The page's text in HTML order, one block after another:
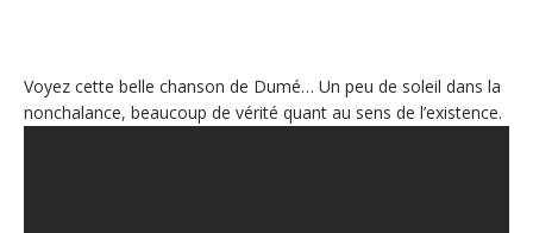
Voyez cette belle chanson de Dumé… Un peu de soleil dans la
nonchalance, beaucoup de vérité quant au sens de l’existence.